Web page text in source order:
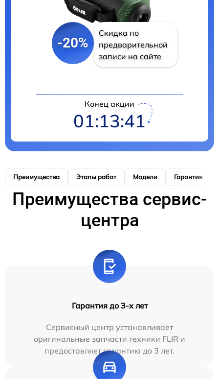
-20%
Скидка по
предварительной
записи на сайте
Конец акции
01:13:41
Преимущества Этапы работ Модели Гарантия
Преимущества сервис-
центра
Гарантия до 3-х лет
Сервисный центр устанавливает
оригинальные запчасти техники FLIR и
предоставляет гарантию до 3 лет.